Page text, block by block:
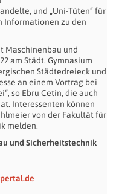
und „Uni-Tüten“ für
Informationen zu den
Maschinenbau und
am Städt. Gymnasium
Städtedreieck und
an einem Vortrag bei
so Ebru Cetin, die auch
Interessenten können
von der Fakultät für
melden.
und Sicherheitstechnik